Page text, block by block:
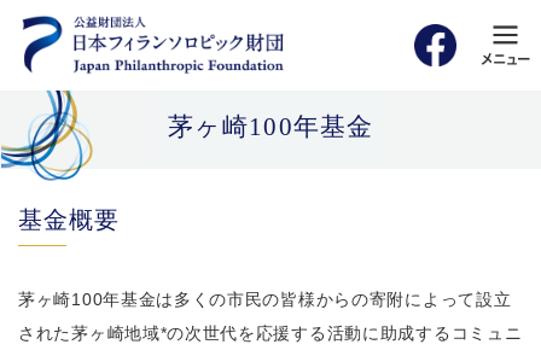
茅ヶ崎100年基金
基金概要
茅ヶ崎100年基金は多くの市民の皆様からの寄附によって設立
された茅ヶ崎地域*の次世代を応援する活動に助成するコミュニ